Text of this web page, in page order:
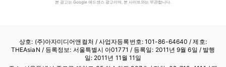
본 광고는 Google 애드센스 광고이며, 본 사이트와는 무관합니다.
상호: (주)아자미디어앤컬처 /사업자등록번호: 101-86-64640 / 제호:
THEAsiaN / 등록정보: 서울특별시 아01771 / 등록일: 2011년 9월 6일 / 발행
일: 2011년 11월 11일